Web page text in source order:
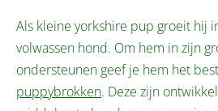
Als kleine yorkshire pup groeit hij
volwassen hond. Om hem in zijn
ondersteunen geef je hem het
puppybrokken. Deze zijn